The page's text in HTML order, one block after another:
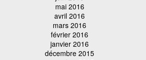
mai 2016
avril 2016
mars 2016
février 2016
janvier 2016
décembre 2015